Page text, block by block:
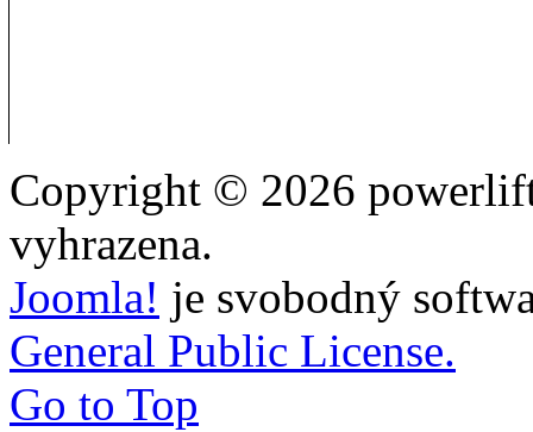
Copyright © 2026
vyhrazena.
Joomla! je svobodný
General Public License.
Go to Top